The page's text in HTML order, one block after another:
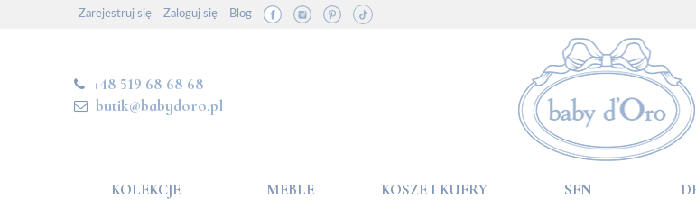
Zarejestruj się Zaloguj się Blog
+48 519 68 68 68
butik@babydoro.pl
KOLEKCJE MEBLE KOSZE I KUFRY SEN